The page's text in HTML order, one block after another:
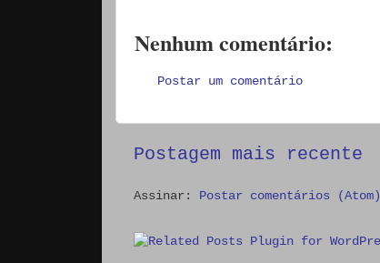
Nenhum comentário:
Postar um comentário
Postagem mais recente
Assinar: Postar comentários (Atom)